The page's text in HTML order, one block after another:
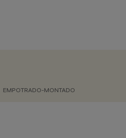
EMPOTRADO-MONTADO